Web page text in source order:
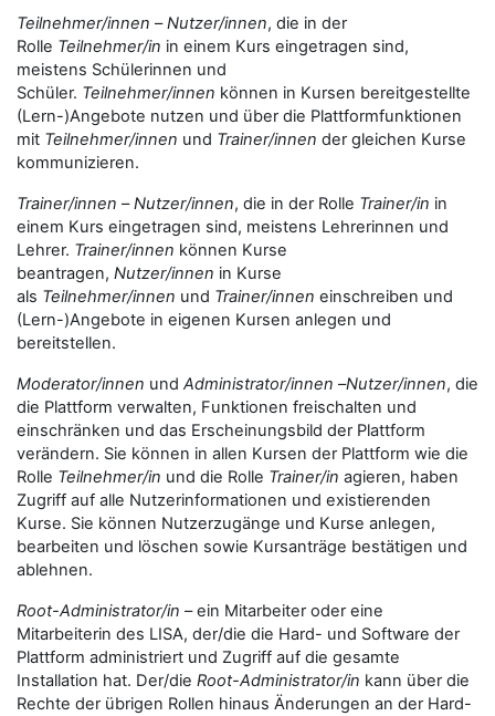
Teilnehmer/innen –Nutzer/innen, die in der
Rolle Teilnehmer/in in einem Kurs eingetragen sind,
meistens Schülerinnen und
Schüler. Teilnehmer/innen können in Kursen bereitgestellte
(Lern-)Angebote nutzen und über die Plattformfunktionen
mit Teilnehmer/innen und Trainer/innen der gleichen Kurse
kommunizieren.
Trainer/innen –Nutzer/innen, die in der Rolle Trainer/in in
einem Kurs eingetragen sind, meistens Lehrerinnen und
Lehrer. Trainer/innen können Kurse
beantragen, Nutzer/innen in Kurse
als Teilnehmer/innen und Trainer/innen einschreiben und
(Lern-)Angebote in eigenen Kursen anlegen und
bereitstellen.
Moderator/innen und Administrator/innen –Nutzer/innen, die
die Plattform verwalten, Funktionen freischalten und
einschränken und das Erscheinungsbild der Plattform
verändern. Sie können in allen Kursen der Plattform wie die
Rolle Teilnehmer/in und die Rolle Trainer/in agieren, haben
Zugriff auf alle Nutzerinformationen und existierenden
Kurse. Sie können Nutzerzugänge und Kurse anlegen,
bearbeiten und löschen sowie Kursanträge bestätigen und
ablehnen.
Root-Administrator/in – ein Mitarbeiter oder eine
Mitarbeiterin des LISA, der/die die Hard- und Software der
Plattform administriert und Zugriff auf die gesamte
Installation hat. Der/die Root-Administrator/in kann über die
Rechte der übrigen Rollen hinaus Änderungen an der Hard-